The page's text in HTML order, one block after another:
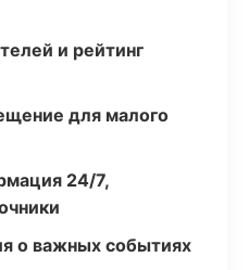
и рейтинг
для малого
24/7,
о важных событиях